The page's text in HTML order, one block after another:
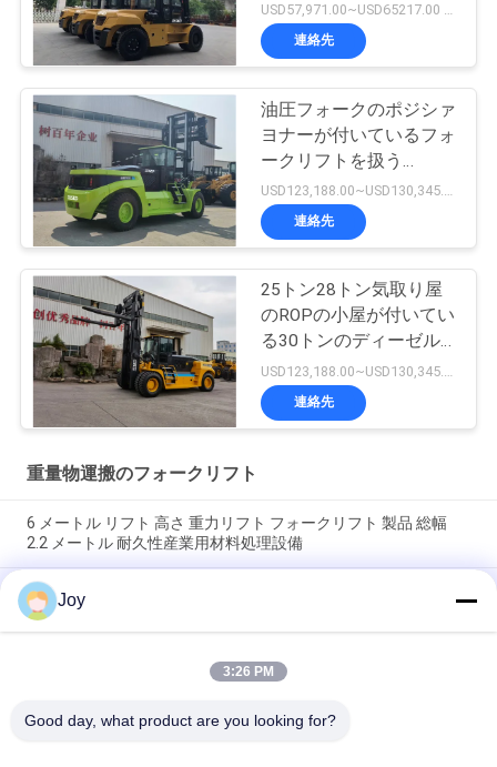
USD57,971.00~USD65217.00 unit MOQ:1単位
連絡先
油圧フォークのポジシァ
ヨナーが付いているフォ
ークリフトを扱う
Cummins Engine 30Tの
容器
USD123,188.00~USD130,345.00/ Unit MOQ:1単位
連絡先
25トン28トン気取り屋
のROPの小屋が付いてい
る30トンのディーゼル
フォークリフト
連絡先
重量物運搬のフォークリフト
6 メートル リフト 高さ 重力リフト フォークリフト 製品 総幅
2.2 メートル 耐久性産業用材料処理設備
ボックスタイプインナーアウターマストカウンタバランスフォ
ークリフト全体サイズ 7200x2550x3460mm 倉庫用ヘビーデュ
ーティリフティング車両
210バール油圧システム圧力 ヘビーリフトフォークリフト 定格
Joy
3:26 PM
Good day, what product are you looking for?